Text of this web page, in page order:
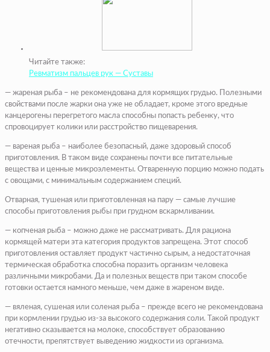
Читайте также:
Ревматизм пальцев рук — Суставы
— жареная рыба – не рекомендована для кормящих грудью. Полезными
свойствами после жарки она уже не обладает, кроме этого вредные
канцерогены перегретого масла способны попасть ребенку, что
спровоцирует колики или расстройство пищеварения.
— вареная рыба – наиболее безопасный, даже здоровый способ
приготовления. В таком виде сохранены почти все питательные
вещества и ценные микроэлементы. Отваренную порцию можно подать
с овощами, с минимальным содержанием специй.
Отварная, тушеная или приготовленная на пару — самые лучшие
способы приготовления рыбы при грудном вскармливании.
— копченая рыба – можно даже не рассматривать. Для рациона
кормящей матери эта категория продуктов запрещена. Этот способ
приготовления оставляет продукт частично сырым, а недостаточная
термическая обработка способна поразить организм человека
различными микробами. Да и полезных веществ при таком способе
готовки остается намного меньше, чем даже в жареном виде.
— вяленая, сушеная или соленая рыба – прежде всего не рекомендована
при кормлении грудью из-за высокого содержания соли. Такой продукт
негативно сказывается на молоке, способствует образованию
отечности, препятствует выведению жидкости из организма.